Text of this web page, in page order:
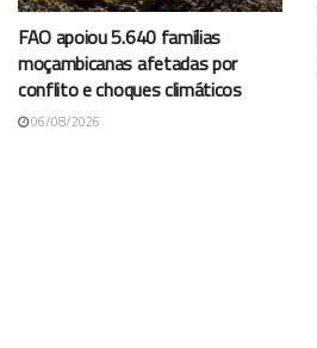
FAO apoiou 5.640 famílias
moçambicanas afetadas por
conflito e choques climáticos
06/08/2026